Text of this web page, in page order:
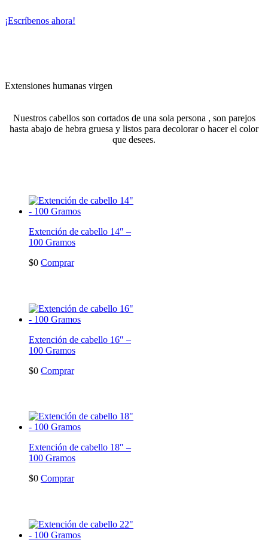
¡Escríbenos ahora!
Extensiones humanas virgen
Nuestros cabellos son cortados de una sola persona , son parejos
hasta abajo de hebra gruesa y listos para decolorar o hacer el color
que desees.
Extención de cabello 14″ –
100 Gramos
$0 Comprar
Extención de cabello 16″ –
100 Gramos
$0 Comprar
Extención de cabello 18″ –
100 Gramos
$0 Comprar